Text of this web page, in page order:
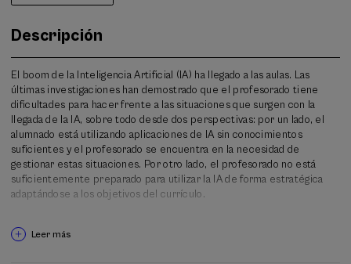
Descripción
El boom de la Inteligencia Artificial (IA) ha llegado a las aulas. Las
últimas investigaciones han demostrado que el profesorado tiene
dificultades para hacer frente a las situaciones que surgen con la
llegada de la IA, sobre todo desde dos perspectivas: por un lado, el
alumnado está utilizando aplicaciones de IA sin conocimientos
suficientes y el profesorado se encuentra en la necesidad de
gestionar estas situaciones. Por otro lado, el profesorado no está
suficientemente preparado para utilizar la IA de forma estratégica
adaptándose a los objetivos del currículo.
planteando diferentes situaciones que se pueden dar en el aula. La
Leer más